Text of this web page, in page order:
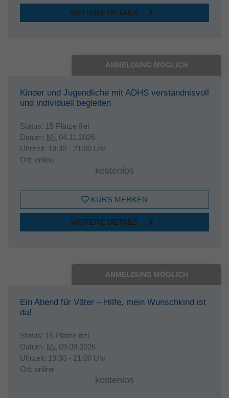
WEITERE DETAILS
ANMELDUNG MÖGLICH
Kinder und Jugendliche mit ADHS verständnisvoll
und individuell begleiten
Status: 15 Plätze frei
Datum: Mi. 04.11.2026
Uhrzeit: 19:30 - 21:00 Uhr
Ort: online
kostenlos
KURS MERKEN
WEITERE DETAILS
ANMELDUNG MÖGLICH
Ein Abend für Väter – Hilfe, mein Wunschkind ist
da!
Status: 15 Plätze frei
Datum: Mi. 09.09.2026
Uhrzeit: 19:30 - 21:00 Uhr
Ort: online
kostenlos